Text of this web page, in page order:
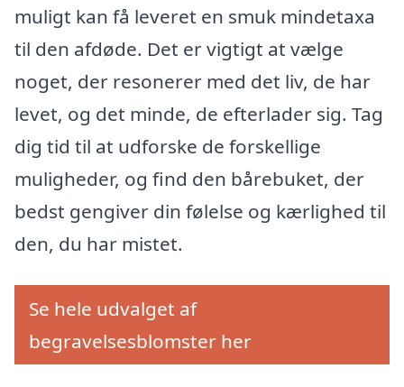
muligt kan få leveret en smuk mindetaxa
til den afdøde. Det er vigtigt at vælge
noget, der resonerer med det liv, de har
levet, og det minde, de efterlader sig. Tag
dig tid til at udforske de forskellige
muligheder, og find den bårebuket, der
bedst gengiver din følelse og kærlighed til
den, du har mistet.
Se hele udvalget af
begravelsesblomster her